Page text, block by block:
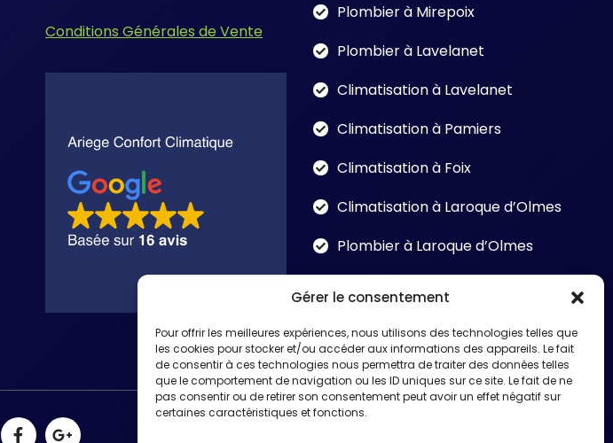
Gérer le consentement
Pour offrir les meilleures expériences, nous utilisons des technologies telles que
les cookies pour stocker et/ou accéder aux informations des appareils. Le fait
de consentir à ces technologies nous permettra de traiter des données telles
que le comportement de navigation ou les ID uniques sur ce site. Le fait de ne
pas consentir ou de retirer son consentement peut avoir un effet négatif sur
certaines caractéristiques et fonctions.
Conditions Générales de Vente
Plombier à Mirepoix
Plombier à Lavelanet
Climatisation à Lavelanet
Climatisation à Pamiers
Climatisation à Foix
Climatisation à Laroque d’Olmes
Plombier à Laroque d’Olmes
Copyright © 2026 Ariege Confort Climatique |